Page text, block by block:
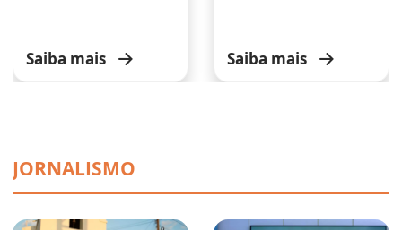
Saiba mais Saiba mais
JORNALISMO